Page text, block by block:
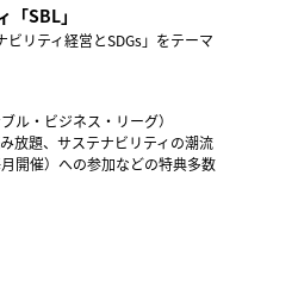
SBL」
リティ経営とSDGs」をテーマ
ル・ビジネス・リーグ）
放題、サステナビリティの潮流
開催）への参加などの特典多数